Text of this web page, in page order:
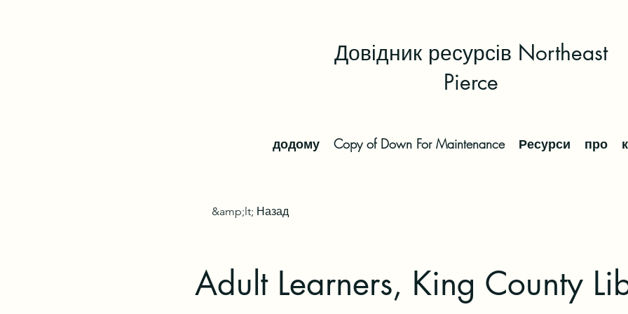
Довідник ресурсів Northeast
Pierce
додому Copy of Down For Maintenance Ресурси про
&amp;lt; Назад
Adult Learners, King County